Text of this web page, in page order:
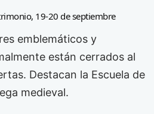
19-20 de septiembre
emblemáticos y
están cerrados al
Destacan la Escuela de
medieval.